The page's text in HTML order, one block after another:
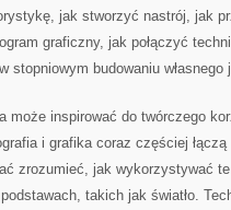
jak stworzyć nastrój, jak
graficzny, jak połączyć
stopniowym budowaniu własnego
może inspirować do twórczego
i grafika coraz częściej
zrozumieć, jak wykorzystywać
takich jak światło.